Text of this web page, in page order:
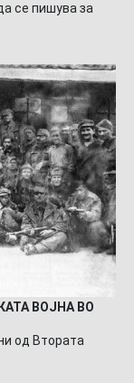
се пишува за
ВОЈНА ВО
од Втората